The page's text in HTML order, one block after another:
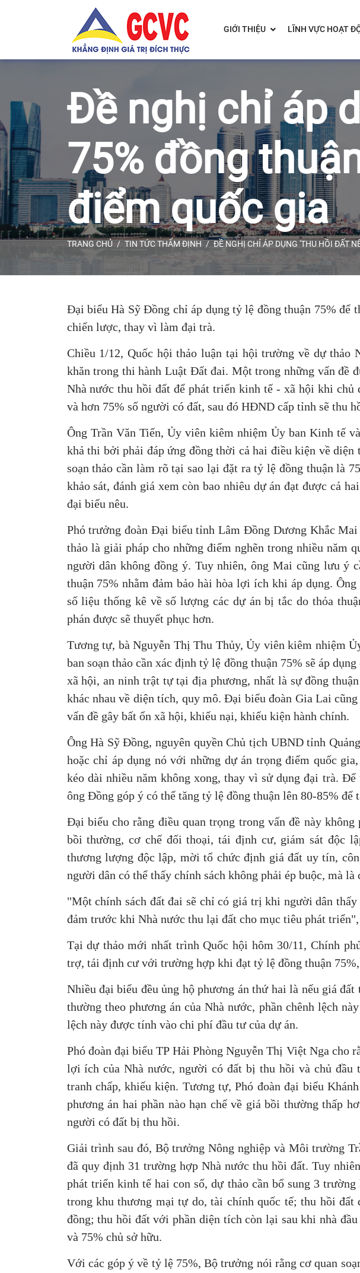
GIỚI THIỆU LĨNH VỰC HOẠT
Đề nghị chỉ áp
75% đồng
điểm quốc gia
TRANG CHỦ TIN TỨC THẨM ĐỊNH ĐỀ NGHỊ CHỈ ÁP DỤNG 'THU HỒI ĐẤT
Đại biểu Hà Sỹ Đồng chỉ áp dụng tỷ lệ đồng thuận 75% để
chiến lược, thay vì làm đại trà.
Chiều 1/12, Quốc hội thảo luận tại hội trường về dự thảo
khăn trong thi hành Luật Đất đai. Một trong những vấn đề
Nhà nước thu hồi đất để phát triển kinh tế - xã hội khi chủ
và hơn 75% số người có đất, sau đó HĐND cấp tỉnh sẽ thu
Ông Trần Văn Tiến, Ủy viên kiêm nhiệm Ủy ban Kinh tế
khả thi bởi phải đáp ứng đồng thời cả hai điều kiện về diện
soạn thảo cần làm rõ tại sao lại đặt ra tỷ lệ đồng thuận là
khảo sát, đánh giá xem còn bao nhiêu dự án đạt được cả
đại biểu nêu.
Phó trưởng đoàn Đại biểu tỉnh Lâm Đồng Dương Khắc
thảo là giải pháp cho những điểm nghẽn trong nhiều năm
người dân không đồng ý. Tuy nhiên, ông Mai cũng lưu ý
thuận 75% nhằm đảm bảo hài hòa lợi ích khi áp dụng.
số liệu thống kê về số lượng các dự án bị tắc do thỏa
phán được sẽ thuyết phục hơn.
Tương tự, bà Nguyễn Thị Thu Thủy, Ủy viên kiêm nhiệm
ban soạn thảo cần xác định tỷ lệ đồng thuận 75% sẽ áp
xã hội, an ninh trật tự tại địa phương, nhất là sự đồng
khác nhau về diện tích, quy mô. Đại biểu đoàn Gia Lai
vấn đề gây bất ổn xã hội, khiếu nại, khiếu kiện hành chính.
Ông Hà Sỹ Đồng, nguyên quyền Chủ tịch UBND tỉnh
hoặc chỉ áp dụng nó với những dự án trọng điểm quốc
kéo dài nhiều năm không xong, thay vì sử dụng đại trà.
ông Đồng góp ý có thể tăng tỷ lệ đồng thuận lên 80-85% để
Đại biểu cho rằng điều quan trọng trong vấn đề này
bồi thường, cơ chế đối thoại, tái định cư, giám sát độc
thương lượng độc lập, mời tổ chức định giá đất uy tín,
người dân có thể thấy chính sách không phải ép buộc, mà là
"Một chính sách đất đai sẽ chỉ có giá trị khi người dân
đảm trước khi Nhà nước thu lại đất cho mục tiêu phát
Tại dự thảo mới nhất trình Quốc hội hôm 30/11, Chính
trợ, tái định cư với trường hợp khi đạt tỷ lệ đồng thuận
Nhiều đại biểu đều ủng hộ phương án thứ hai là nếu giá
thường theo phương án của Nhà nước, phần chênh lệch
lệch này được tính vào chi phí đầu tư của dự án.
Phó đoàn đại biểu TP Hải Phòng Nguyễn Thị Việt Nga cho
lợi ích của Nhà nước, người có đất bị thu hồi và chủ đầu
tranh chấp, khiếu kiện. Tương tự, Phó đoàn đại biểu
phương án hai phần nào hạn chế về giá bồi thường thấp
người có đất bị thu hồi.
Giải trình sau đó, Bộ trưởng Nông nghiệp và Môi trường
đã quy định 31 trường hợp Nhà nước thu hồi đất. Tuy
phát triển kinh tế hai con số, dự thảo cần bổ sung 3
trong khu thương mại tự do, tài chính quốc tế; thu hồi đất
đồng; thu hồi đất với phần diện tích còn lại sau khi nhà
và 75% chủ sở hữu.
Với các góp ý về tỷ lệ 75%, Bộ trưởng nói rằng cơ quan